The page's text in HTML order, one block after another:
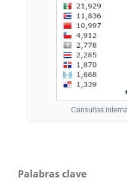
Consultas
Palabras clave